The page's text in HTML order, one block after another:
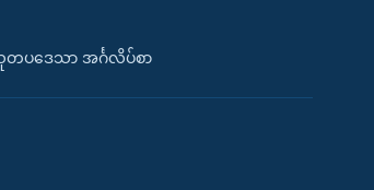
ပဒေသာ အင်္ဂလိပ်စာ